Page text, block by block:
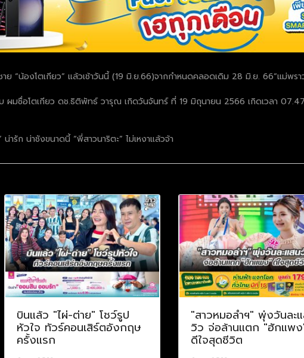
ย “น้องโตเกียว” แล้วเช้าวันนี้ (19 มิ.ย.66)จากกำหนดคลอดเดิม 28 มิ.ย. 66“แม่
ผมชื่อโตเกียว ดช.ธิติพัทธ์ วารุณ เกิดวันจันทร์ ที่ 19 มิถุนายน 2566 เกิดเวลา
รัก น่าชังขนาดนี้ “พี่สาวนาริตะ” ไม่เหงาแล้วจ้า
บินแล้ว "ไผ่-ต่าย" โชว์รูป
หัวใจ ทัวร์คอนเสิร์ตอังกฤษ
ครั้งแรก
"สาวหมอลำฯ" พุ่งวันละ
วิว จ่อล้านแตก "ฮักแพ
ดีใจสุดชีวิต